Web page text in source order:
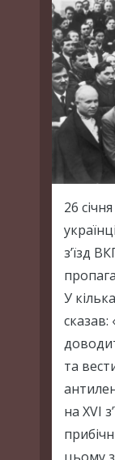
26
з’їзд
У
сказав:
та
на ХVІ